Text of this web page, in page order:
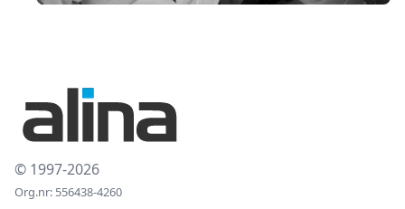
© 1997-2026
Org.nr: 556438-4260